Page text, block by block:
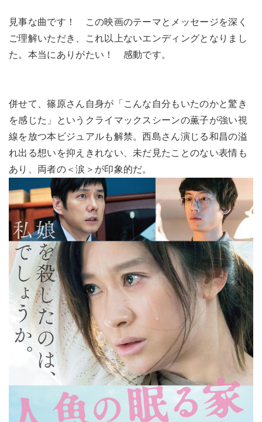
見事な曲です！ この映画のテーマとメッセージを深く
ご理解いただき、これ以上ないエンディングとなりまし
た。本当にありがたい！ 感動です。
併せて、篠原さん自身が「こんな自分もいたのかと驚き
を感じた」というクライマックスシーンの薫子が強い視
線を放つ本ビジュアルも解禁。西島さん演じる和昌の溢
れ出る想いを抑えきれない、未だ見たことのない表情も
あり、両者の＜涙＞が印象的だ。